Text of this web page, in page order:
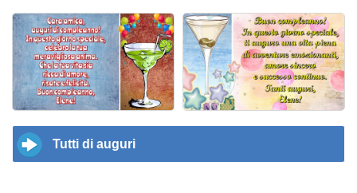
Tutti di auguri